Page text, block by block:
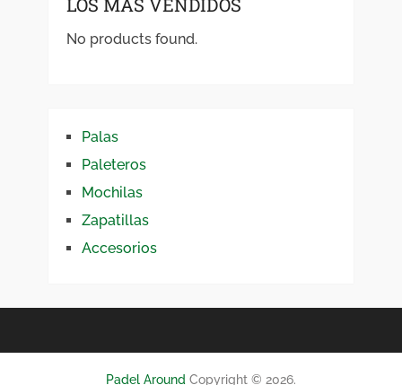
LOS MÁS VENDIDOS
No products found.
Palas
Paleteros
Mochilas
Zapatillas
Accesorios
Padel AroundCopyright © 2026.